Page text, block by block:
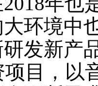
环境中
发新产
目，以